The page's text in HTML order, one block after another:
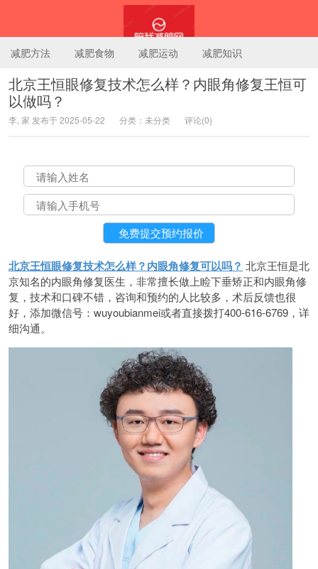
减肥方法 减肥食物 减肥运动 减肥知识
北京王恒眼修复技术怎么样？内眼角修复王恒可
以做吗？
李, 家 发布于 2025-05-22 分类：未分类 评论(0)
北京王恒眼修复技术怎么样？内眼角修复可以吗？ 北京王恒是北
京知名的内眼角修复医生，非常擅长做上睑下垂矫正和内眼角修
复，技术和口碑不错，咨询和预约的人比较多，术后反馈也很
好，添加微信号：wuyoubianmei或者直接拨打400-616-6769，详
细沟通。